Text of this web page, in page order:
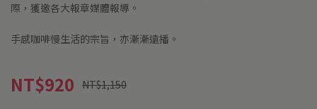
際，獲邀各大報章媒體報導。
手感咖啡慢生活的宗旨，亦漸漸遠播。
NT$920 NT$1,150